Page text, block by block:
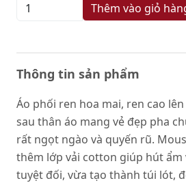
Thêm vào giỏ
Thông tin sản phẩm
Áo phối ren hoa mai, ren cao
sau thân áo mang vẻ đẹp pha
rất ngọt ngào và quyến rũ.
thêm lớp vải cotton giúp hút ẩm
tuyệt đối, vừa tạo thành túi lót,